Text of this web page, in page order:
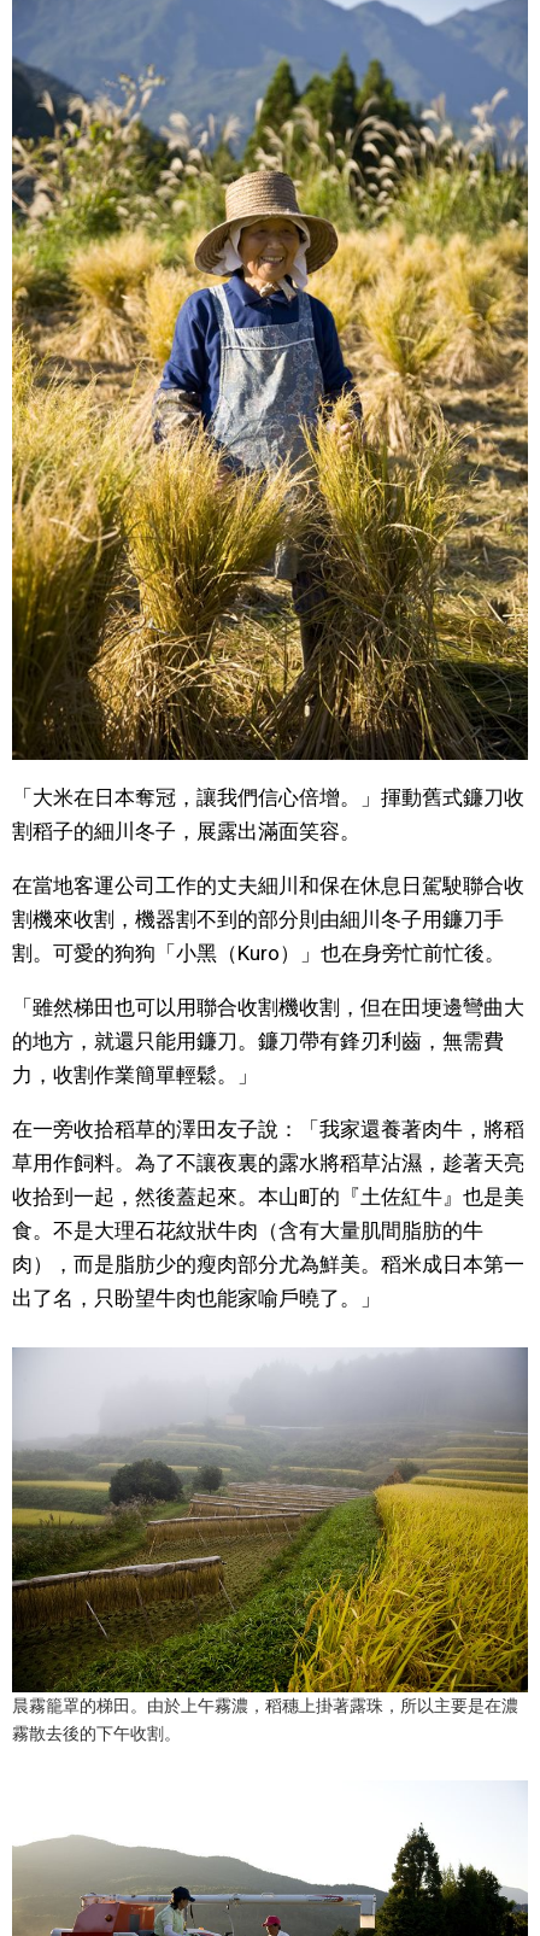
「大米在日本奪冠，讓我們信心倍增。」揮動舊式鐮刀收
割稻子的細川冬子，展露出滿面笑容。
在當地客運公司工作的丈夫細川和保在休息日駕駛聯合收
割機來收割，機器割不到的部分則由細川冬子用鐮刀手
割。可愛的狗狗「小黑（Kuro）」也在身旁忙前忙後。
「雖然梯田也可以用聯合收割機收割，但在田埂邊彎曲大
的地方，就還只能用鐮刀。鐮刀帶有鋒刃利齒，無需費
力，收割作業簡單輕鬆。」
在一旁收拾稻草的澤田友子說：「我家還養著肉牛，將稻
草用作飼料。為了不讓夜裏的露水將稻草沾濕，趁著天亮
收拾到一起，然後蓋起來。本山町的『土佐紅牛』也是美
食。不是大理石花紋狀牛肉（含有大量肌間脂肪的牛
肉），而是脂肪少的瘦肉部分尤為鮮美。稻米成日本第一
出了名，只盼望牛肉也能家喻戶曉了。」
晨霧籠罩的梯田。由於上午霧濃，稻穗上掛著露珠，所以主要是在濃
霧散去後的下午收割。